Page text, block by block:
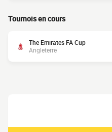
Tournois en cours
The Emirates FA Cup
Angleterre